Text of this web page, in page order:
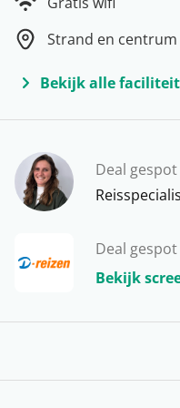
Deal
Deal
Bekijk
beach… Zowel jong als
vakantie tegemoet op
vakantie. Wedden dat
willen?
Strand en centrum
Bekijk alle